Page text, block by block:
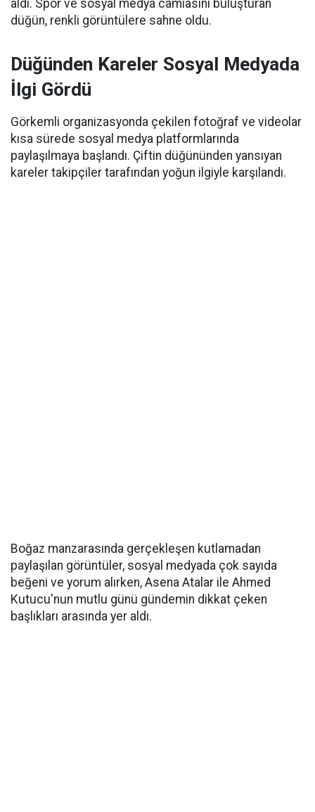
aldı. Spor ve sosyal medya camiasını buluşturan
düğün, renkli görüntülere sahne oldu.
Düğünden Kareler Sosyal Medyada
İlgi Gördü
Görkemli organizasyonda çekilen fotoğraf ve videolar
kısa sürede sosyal medya platformlarında
paylaşılmaya başlandı. Çiftin düğününden yansıyan
kareler takipçiler tarafından yoğun ilgiyle karşılandı.
Boğaz manzarasında gerçekleşen kutlamadan
paylaşılan görüntüler, sosyal medyada çok sayıda
beğeni ve yorum alırken, Asena Atalar ile Ahmed
Kutucu'nun mutlu günü gündemin dikkat çeken
başlıkları arasında yer aldı.